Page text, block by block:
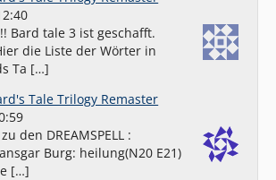
Bard tale 3 ist geschafft.
die Liste der Wörter in
Ta […]
Tale Trilogy Remaster
den DREAMSPELL :
Burg: heilung(N20 E21)
[…]